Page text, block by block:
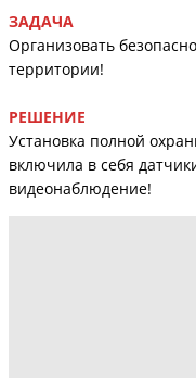
ЗАДАЧА
Организовать
территории!
РЕШЕНИЕ
Установка полной
включила в себя
видеонаблюдение!